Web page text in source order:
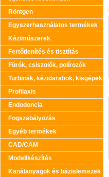
Röntgen
Egyszerhasználatos termékek
Kéziműszerek
Fertőtlenítés és tisztítás
Fúrók, csiszolók, polírozók
Turbinák, kézidarabok, kisgépek
Profilaxis
Endodoncia
Fogszabályozás
Egyéb termékek
CAD/CAM
Modellkészítés
Kanálanyagok és bázislemezek